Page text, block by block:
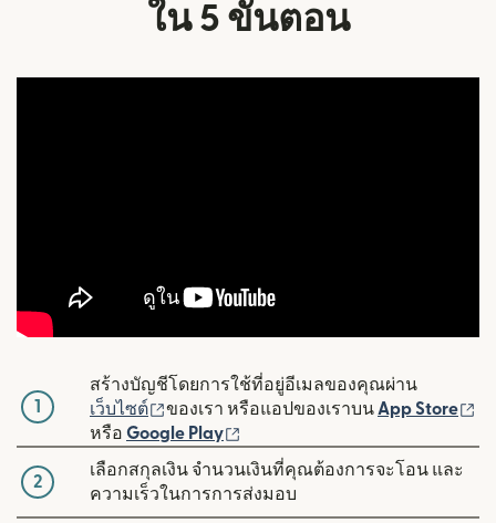
ใน 5 ขั้นตอน
1
สร้างบัญชีโดยการใช้ที่อยู่อีเมลของคุณผ่าน
เว็บไซต์
(เปิดในหน้าต่างใหม่)
ของเรา หรือแอปของเราบนApp Store
หรือ Google Play
2
เลือกสกุลเงิน จำนวนเงินที่คุณต้องการจะโอน และ
ความเร็วในการการส่งมอบ